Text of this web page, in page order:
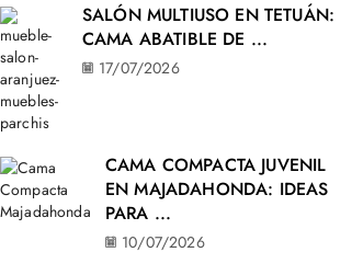
SALÓN MULTIUSO EN TETUÁN:
CAMA ABATIBLE DE ...
17/07/2026
CAMA COMPACTA JUVENIL
EN MAJADAHONDA: IDEAS
PARA ...
10/07/2026